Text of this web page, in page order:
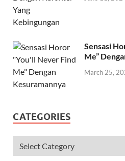
Sensasi
Me”
March 25,
CATEGORIES